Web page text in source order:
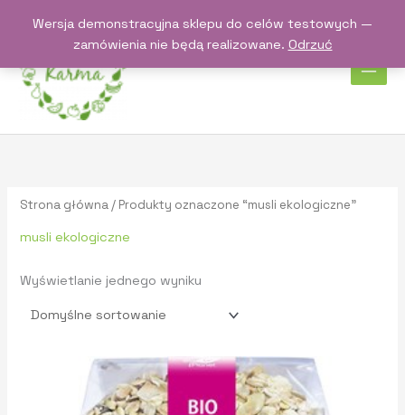
Wersja demonstracyjna sklepu do celów testowych —
zamówienia nie będą realizowane. Odrzuć
Strona główna / Produkty oznaczone “musli ekologiczne”
musli ekologiczne
Wyświetlanie jednego wyniku